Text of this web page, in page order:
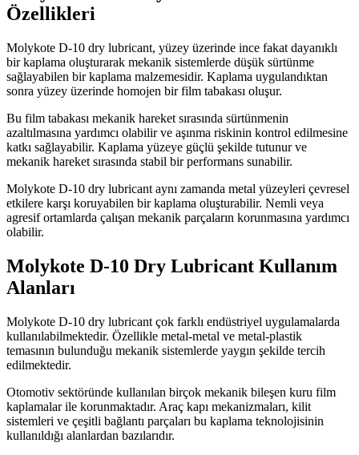
Özellikleri
Molykote D-10 dry lubricant, yüzey üzerinde ince fakat dayanıklı
bir kaplama oluşturarak mekanik sistemlerde düşük sürtünme
sağlayabilen bir kaplama malzemesidir. Kaplama uygulandıktan
sonra yüzey üzerinde homojen bir film tabakası oluşur.
Bu film tabakası mekanik hareket sırasında sürtünmenin
azaltılmasına yardımcı olabilir ve aşınma riskinin kontrol edilmesine
katkı sağlayabilir. Kaplama yüzeye güçlü şekilde tutunur ve
mekanik hareket sırasında stabil bir performans sunabilir.
Molykote D-10 dry lubricant aynı zamanda metal yüzeyleri çevresel
etkilere karşı koruyabilen bir kaplama oluşturabilir. Nemli veya
agresif ortamlarda çalışan mekanik parçaların korunmasına yardımcı
olabilir.
Molykote D-10 Dry Lubricant Kullanım
Alanları
Molykote D-10 dry lubricant çok farklı endüstriyel uygulamalarda
kullanılabilmektedir. Özellikle metal-metal ve metal-plastik
temasının bulunduğu mekanik sistemlerde yaygın şekilde tercih
edilmektedir.
Otomotiv sektöründe kullanılan birçok mekanik bileşen kuru film
kaplamalar ile korunmaktadır. Araç kapı mekanizmaları, kilit
sistemleri ve çeşitli bağlantı parçaları bu kaplama teknolojisinin
kullanıldığı alanlardan bazılarıdır.